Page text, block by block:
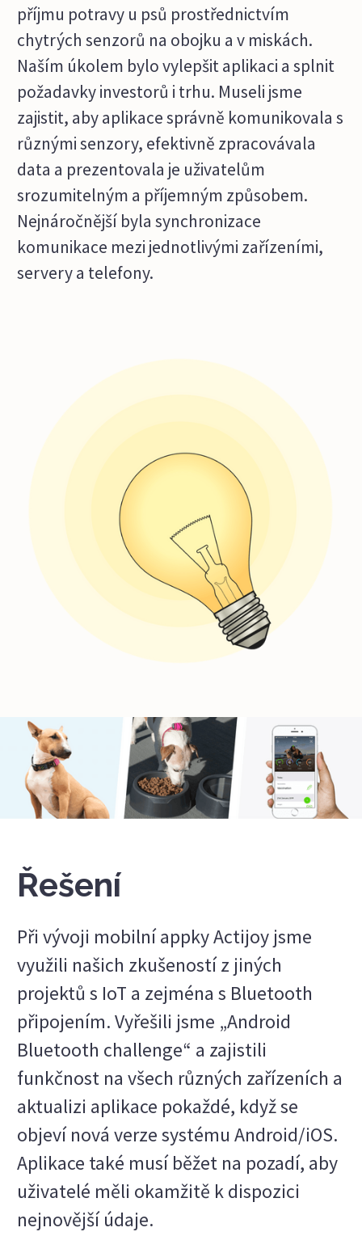
příjmu potravy u psů prostřednictvím
chytrých senzorů na obojku a v miskách.
Naším úkolem bylo vylepšit aplikaci a splnit
požadavky investorů i trhu. Museli jsme
zajistit, aby aplikace správně komunikovala s
různými senzory, efektivně zpracovávala
data a prezentovala je uživatelům
srozumitelným a příjemným způsobem.
Nejnáročnější byla synchronizace
komunikace mezi jednotlivými zařízeními,
servery a telefony.
Řešení
Při vývoji mobilní appky Actijoy jsme
využili našich zkušeností z jiných
projektů s IoT a zejména s Bluetooth
připojením. Vyřešili jsme „Android
Bluetooth challenge“ a zajistili
funkčnost na všech různých zařízeních a
aktualizi aplikace pokaždé, když se
objeví nová verze systému Android/iOS.
Aplikace také musí běžet na pozadí, aby
uživatelé měli okamžitě k dispozici
nejnovější údaje.